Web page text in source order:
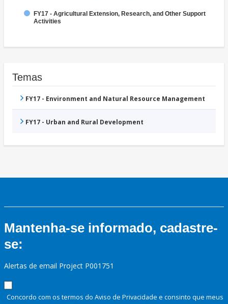
FY17 - Agricultural Extension, Research, and Other Support
Activities
Temas
FY17 - Environment and Natural Resource Management
FY17 - Urban and Rural Development
Mantenha-se informado, cadastre-
se:
Alertas de email Project P001751
Concordo com os termos do Aviso de Privacidade e consinto que meus